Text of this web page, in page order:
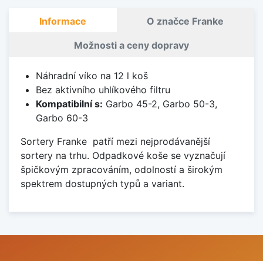
Informace O značce Franke
Možnosti a ceny dopravy
Náhradní víko na 12 l koš
Bez aktivního uhlíkového filtru
Kompatibilní s: Garbo 45-2, Garbo 50-3,
Garbo 60-3
Sortery Franke patří mezi nejprodávanější
sortery na trhu. Odpadkové koše se vyznačují
špičkovým zpracováním, odolností a širokým
spektrem dostupných typů a variant.